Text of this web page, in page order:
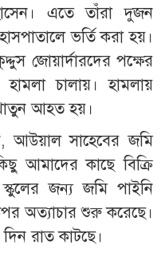
এতে তাঁরা দুজন
ভর্তি করা হয়।
জোয়ার্দারদের পক্ষের
চালায়। হামলায়
খাতুন আহত হয়।
আউয়াল সাহেবের জমি
আমাদের কাছে বিক্রি
জন্য জমি পাইনি
অত্যাচার শুরু করেছে।
রাত কাটছে।